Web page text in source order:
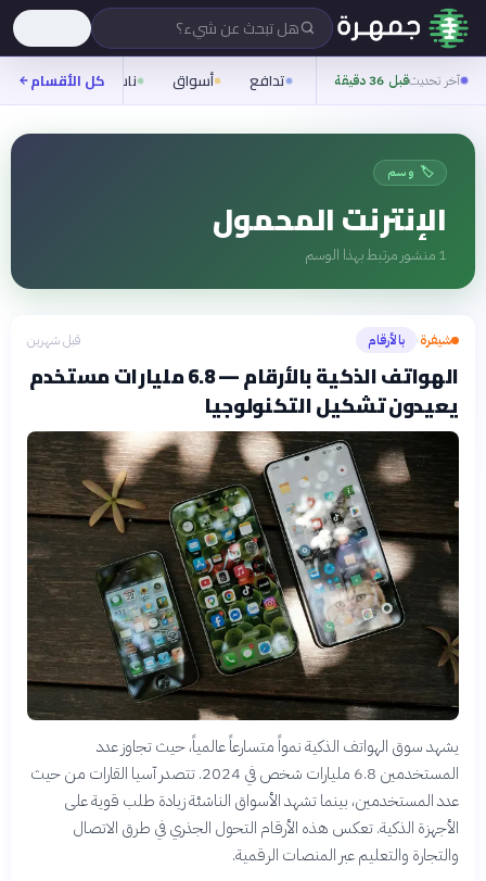
هل تبحث عن شيء؟
آخر تحديثقبل 36 دقيقة تدافع أسواق ناس روح
كل الأقسام
🏷️ وسم
الإنترنت المحمول
1 منشور مرتبط بهذا الوسم
شيفرة› بالأرقام قبل شهرين
الهواتف الذكية بالأرقام — 6.8 مليارات مستخدم
يعيدون تشكيل التكنولوجيا
يشهد سوق الهواتف الذكية نمواً متسارعاً عالمياً، حيث تجاوز عدد
المستخدمين 6.8 مليارات شخص في 2024. تتصدر آسيا القارات من حيث
عدد المستخدمين، بينما تشهد الأسواق الناشئة زيادة طلب قوية على
الأجهزة الذكية. تعكس هذه الأرقام التحول الجذري في طرق الاتصال
والتجارة والتعليم عبر المنصات الرقمية.